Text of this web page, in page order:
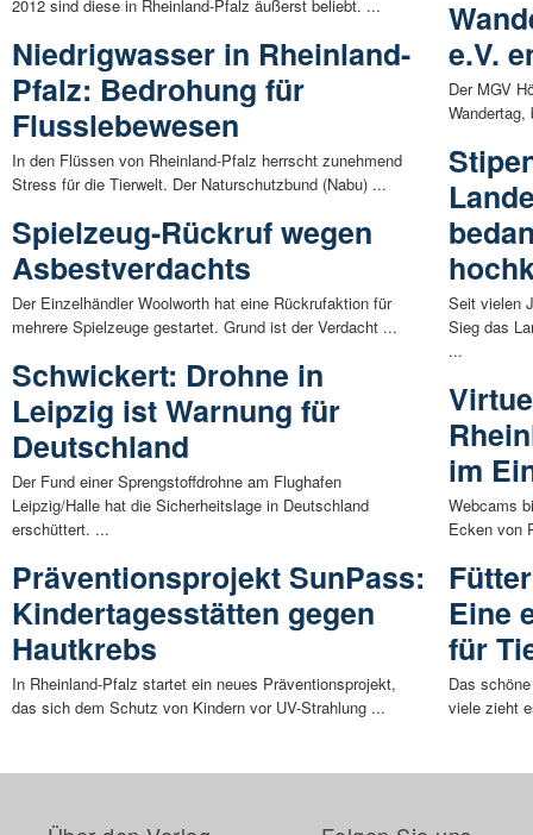
2012 sind diese in Rheinland-Pfalz äußerst beliebt. ...
Niedrigwasser in Rheinland-
Pfalz: Bedrohung für
Flusslebewesen
In den Flüssen von Rheinland-Pfalz herrscht zunehmend
Stress für die Tierwelt. Der Naturschutzbund (Nabu) ...
Spielzeug-Rückruf wegen
Asbestverdachts
Der Einzelhändler Woolworth hat eine Rückrufaktion für
mehrere Spielzeuge gestartet. Grund ist der Verdacht ...
Schwickert: Drohne in
Leipzig ist Warnung für
Deutschland
Der Fund einer Sprengstoffdrohne am Flughafen
Leipzig/Halle hat die Sicherheitslage in Deutschland
erschüttert. ...
Präventionsprojekt SunPass:
Kindertagesstätten gegen
Hautkrebs
In Rheinland-Pfalz startet ein neues Präventionsprojekt,
das sich dem Schutz von Kindern vor UV-Strahlung ...
e.V.
Der MGV
Seit vielen
Sieg das
...
im
Webcams
Ecken von
Eine
für
Das
viele zieht